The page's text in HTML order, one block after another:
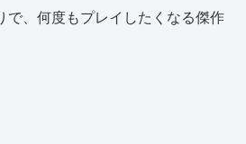
で、何度もプレイしたくなる傑作